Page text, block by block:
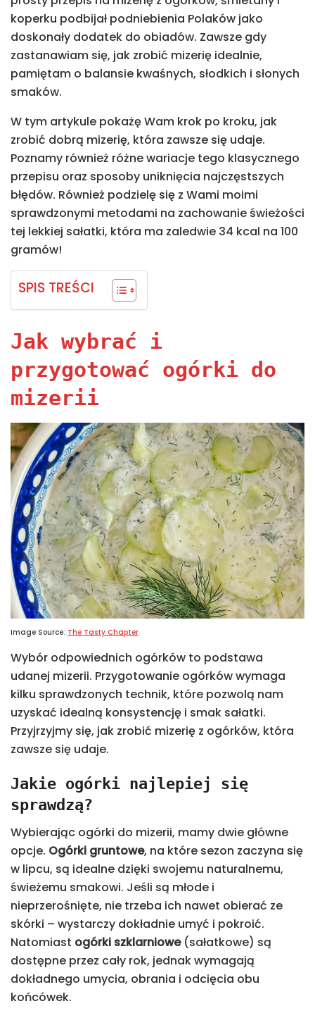
koperku podbijał podniebienia Polaków jako
doskonały dodatek do obiadów. Zawsze gdy
zastanawiam się, jak zrobić mizerię idealnie,
pamiętam o balansie kwaśnych, słodkich i słonych
smaków.
W tym artykule pokażę Wam krok po kroku, jak
zrobić dobrą mizerię, która zawsze się udaje.
Poznamy również różne wariacje tego klasycznego
przepisu oraz sposoby uniknięcia najczęstszych
błędów. Również podzielę się z Wami moimi
sprawdzonymi metodami na zachowanie świeżości
tej lekkiej sałatki, która ma zaledwie 34 kcal na 100
gramów!
SPIS TREŚCI
Jak wybrać i
przygotować ogórki do
mizerii
Image Source: The Tasty Chapter
Wybór odpowiednich ogórków to podstawa
udanej mizerii. Przygotowanie ogórków wymaga
kilku sprawdzonych technik, które pozwolą nam
uzyskać idealną konsystencję i smak sałatki.
Przyjrzyjmy się, jak zrobić mizerię z ogórków, która
zawsze się udaje.
Jakie ogórki najlepiej się
sprawdzą?
Wybierając ogórki do mizerii, mamy dwie główne
opcje. Ogórki gruntowe, na które sezon zaczyna się
w lipcu, są idealne dzięki swojemu naturalnemu,
świeżemu smakowi. Jeśli są młode i
nieprzerośnięte, nie trzeba ich nawet obierać ze
skórki – wystarczy dokładnie umyć i pokroić.
Natomiast ogórki szklarniowe(sałatkowe) są
dostępne przez cały rok, jednak wymagają
dokładnego umycia, obrania i odcięcia obu
końcówek.